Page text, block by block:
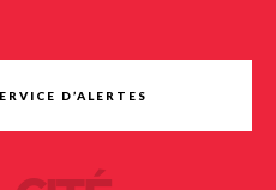
D’ALERTES